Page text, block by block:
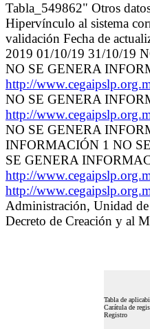
Tabla_549862" Otros
Hipervínculo al sistema
validación Fecha de
2019 01/10/19 31/10/19
NO SE GENERA
http://
NO SE GENERA
http://
NO SE GENERA
INFORMACIÓN 1 NO
SE GENERA
http://
http://
Administración, Unidad
Decreto de Creación y al
Tabla de
Carátula de
Registro